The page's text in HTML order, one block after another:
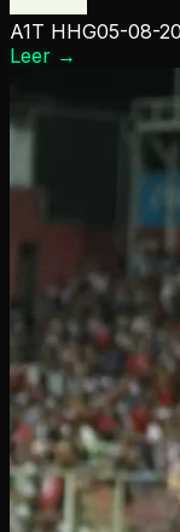
A1T HHG05-08-
Leer →